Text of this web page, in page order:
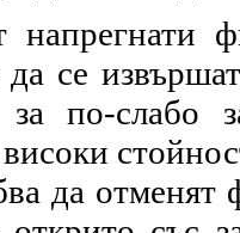
напрегнати
се
за по-слабо
да отменят